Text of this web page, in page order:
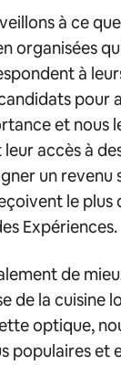
à ce
organisées
à
pour
et nous
accès à
un revenu
le
Expériences.
de
de la cuisine
optique,
populaires et